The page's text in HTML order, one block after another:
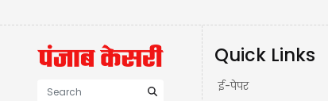
Quick Links
ई-पेपर